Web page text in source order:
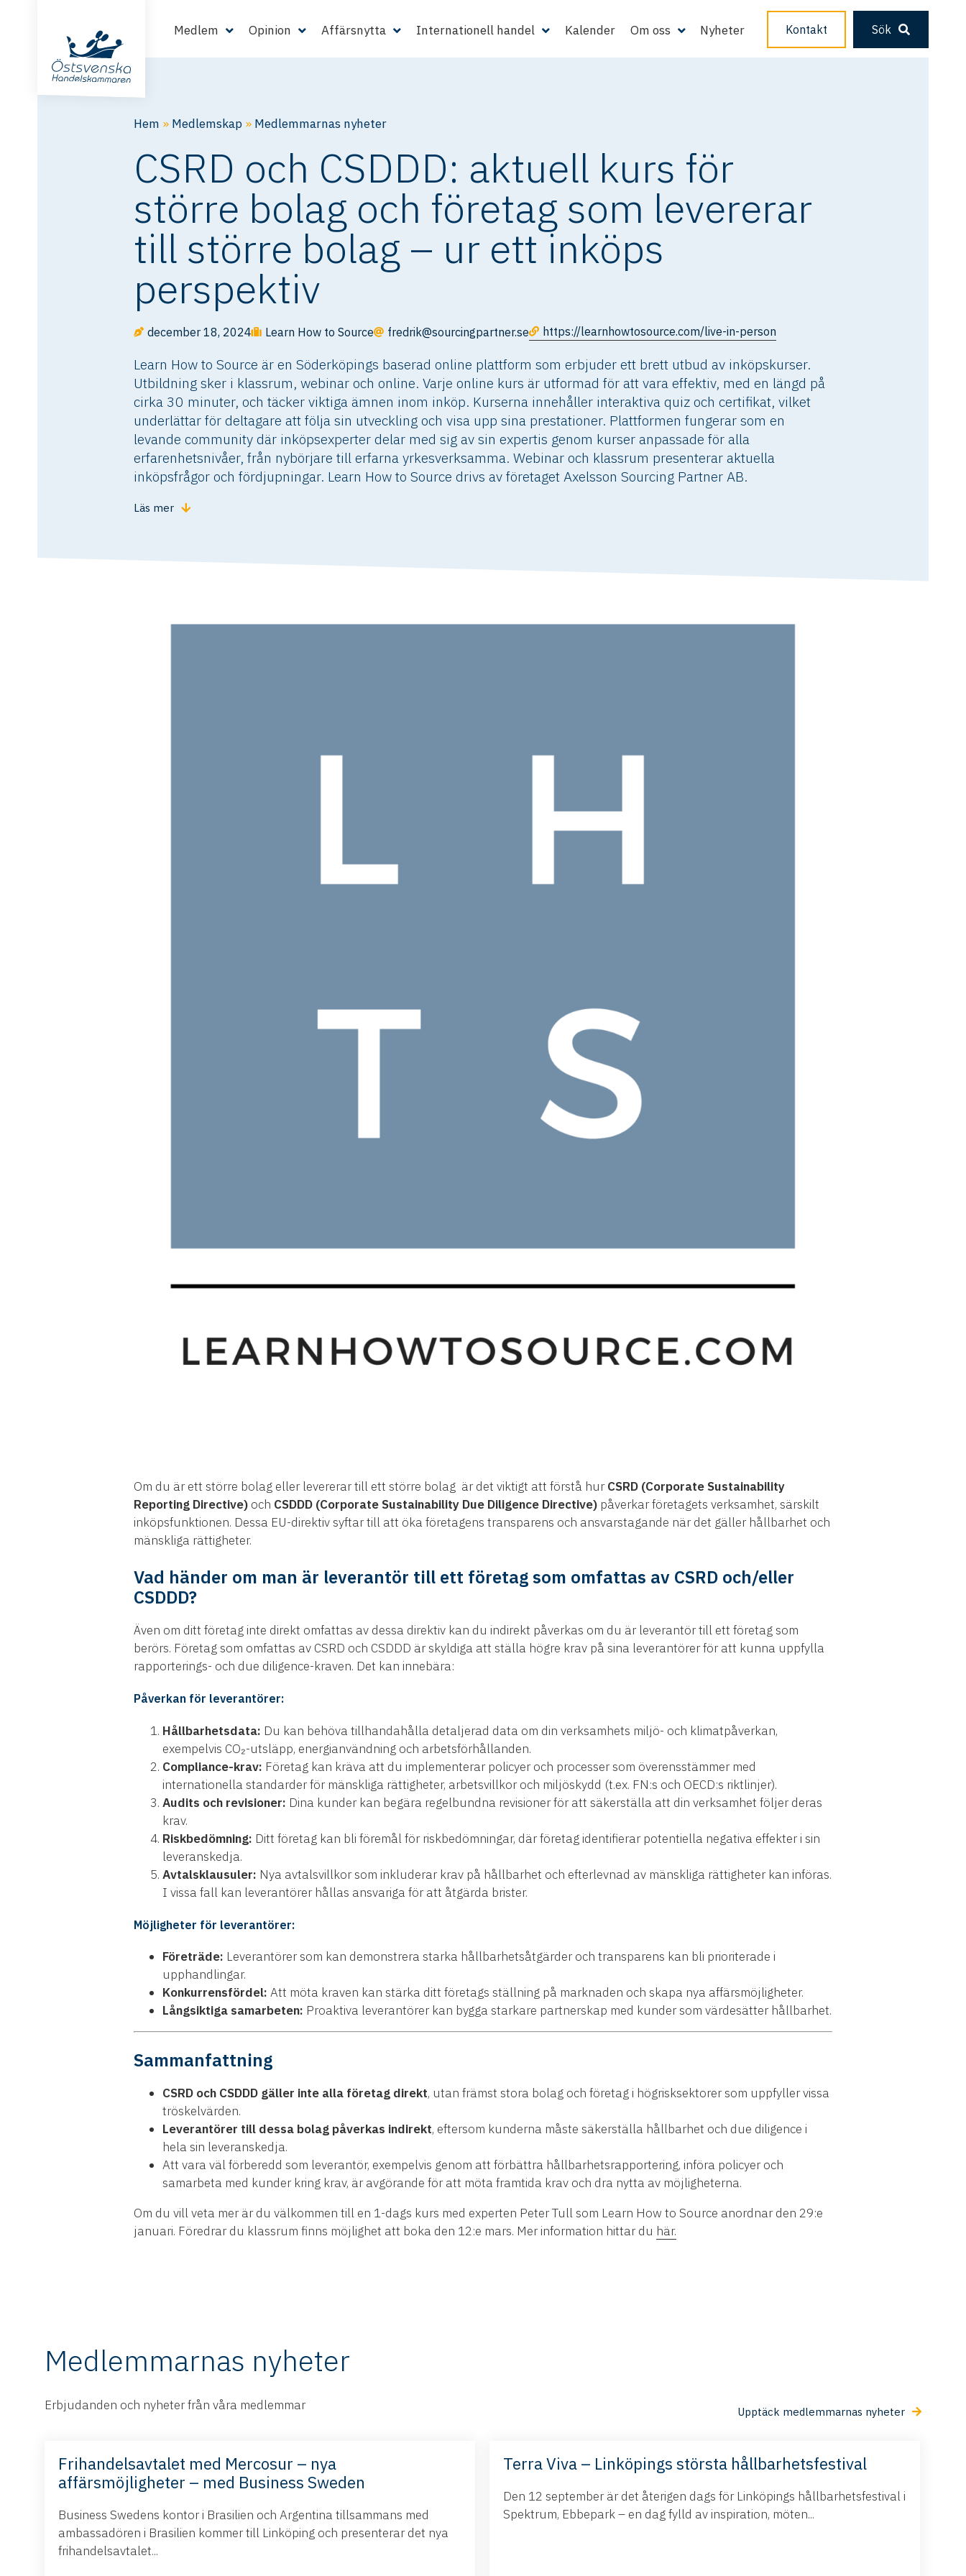
Medlem Opinion Affärsnytta Internationell handel Kalender Om oss Nyheter Kontakt Sök
Hem » Medlemskap » Medlemmarnas nyheter
CSRD och CSDDD: aktuell kurs för
större bolag och företag som levererar
till större bolag – ur ett inköps
perspektiv
december 18, 2024 Learn How to Source fredrik@sourcingpartner.se https://learnhowtosource.com/live-in-person
Learn How to Source är en Söderköpings baserad online plattform som erbjuder ett brett utbud av inköpskurser.
Utbildning sker i klassrum, webinar och online. Varje online kurs är utformad för att vara effektiv, med en längd på
cirka 30 minuter, och täcker viktiga ämnen inom inköp. Kurserna innehåller interaktiva quiz och certifikat, vilket
underlättar för deltagare att följa sin utveckling och visa upp sina prestationer. Plattformen fungerar som en
levande community där inköpsexperter delar med sig av sin expertis genom kurser anpassade för alla
erfarenhetsnivåer, från nybörjare till erfarna yrkesverksamma. Webinar och klassrum presenterar aktuella
inköpsfrågor och fördjupningar. Learn How to Source drivs av företaget Axelsson Sourcing Partner AB.
Läs mer
Om du är ett större bolag eller levererar till ett större bolag är det viktigt att förstå hurCSRD (Corporate Sustainability
Reporting Directive) och CSDDD (Corporate Sustainability Due Diligence Directive) påverkar företagets verksamhet, särskilt
inköpsfunktionen. Dessa EU-direktiv syftar till att öka företagens transparens och ansvarstagande när det gäller hållbarhet och
mänskliga rättigheter.
Vad händer om man är leverantör till ett företag som omfattas av CSRD och/eller
CSDDD?
Även om ditt företag inte direkt omfattas av dessa direktiv kan du indirekt påverkas om du är leverantör till ett företag som
berörs. Företag som omfattas av CSRD och CSDDD är skyldiga att ställa högre krav på sina leverantörer för att kunna uppfylla
rapporterings- och due diligence-kraven. Det kan innebära:
Påverkan för leverantörer:
Hållbarhetsdata: Du kan behöva tillhandahålla detaljerad data om din verksamhets miljö- och klimatpåverkan,
exempelvis CO₂-utsläpp, energianvändning och arbetsförhållanden.
Compliance-krav: Företag kan kräva att du implementerar policyer och processer som överensstämmer med
internationella standarder för mänskliga rättigheter, arbetsvillkor och miljöskydd (t.ex. FN:s och OECD:s riktlinjer).
Audits och revisioner: Dina kunder kan begära regelbundna revisioner för att säkerställa att din verksamhet följer deras
krav.
Riskbedömning: Ditt företag kan bli föremål för riskbedömningar, där företag identifierar potentiella negativa effekter i sin
leveranskedja.
Avtalsklausuler: Nya avtalsvillkor som inkluderar krav på hållbarhet och efterlevnad av mänskliga rättigheter kan införas.
I vissa fall kan leverantörer hållas ansvariga för att åtgärda brister.
Möjligheter för leverantörer:
Företräde: Leverantörer som kan demonstrera starka hållbarhetsåtgärder och transparens kan bli prioriterade i
upphandlingar.
Konkurrensfördel: Att möta kraven kan stärka ditt företags ställning på marknaden och skapa nya affärsmöjligheter.
Långsiktiga samarbeten: Proaktiva leverantörer kan bygga starkare partnerskap med kunder som värdesätter hållbarhet.
Sammanfattning
CSRD och CSDDD gäller inte alla företag direkt, utan främst stora bolag och företag i högrisksektorer som uppfyller vissa
tröskelvärden.
Leverantörer till dessa bolag påverkas indirekt, eftersom kunderna måste säkerställa hållbarhet och due diligence i
hela sin leveranskedja.
Att vara väl förberedd som leverantör, exempelvis genom att förbättra hållbarhetsrapportering, införa policyer och
samarbeta med kunder kring krav, är avgörande för att möta framtida krav och dra nytta av möjligheterna.
Om du vill veta mer är du välkommen till en 1-dags kurs med experten Peter Tull som Learn How to Source anordnar den 29:e
januari. Föredrar du klassrum finns möjlighet att boka den 12:e mars. Mer information hittar du här.
Medlemmarnas nyheter
Erbjudanden och nyheter från våra medlemmar Upptäck medlemmarnas nyheter
Frihandelsavtalet med Mercosur – nya
affärsmöjligheter – med Business Sweden
Business Swedens kontor i Brasilien och Argentina tillsammans med
ambassadören i Brasilien kommer till Linköping och presenterar det nya
frihandelsavtalet...
Terra Viva – Linköpings största hållbarhetsfestival
Den 12 september är det återigen dags för Linköpings hållbarhetsfestival i
Spektrum, Ebbepark – en dag fylld av inspiration, möten...